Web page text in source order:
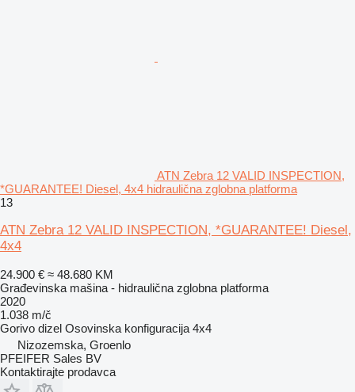
ATN Zebra 12 VALID INSPECTION,
*GUARANTEE! Diesel, 4x4 hidraulična zglobna platforma
13
ATN Zebra 12 VALID INSPECTION, *GUARANTEE! Diesel,
4x4
24.900 € ≈ 48.680 KM
Građevinska mašina - hidraulična zglobna platforma
2020
1.038 m/č
Gorivo dizel Osovinska konfiguracija 4x4
Nizozemska, Groenlo
PFEIFER Sales BV
Kontaktirajte prodavca